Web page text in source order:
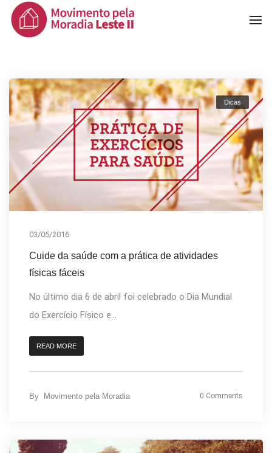
Dicas
03/05/2016
Cuide da saúde com a prática de atividades
físicas fáceis
No último dia 6 de abril foi celebrado o Dia Mundial
do Exercício Físico e...
READ MORE
By Movimento pela Moradia 0 Comments